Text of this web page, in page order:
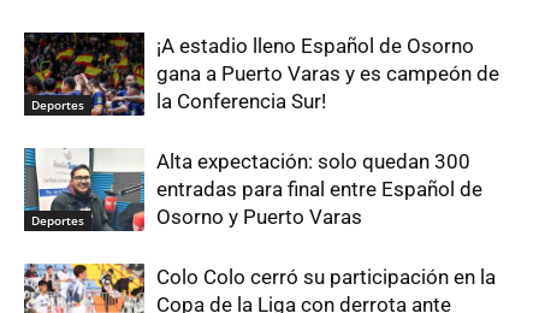
Deportes
¡A estadio lleno Español de Osorno
gana a Puerto Varas y es campeón de
la Conferencia Sur!
Deportes
Alta expectación: solo quedan 300
entradas para final entre Español de
Osorno y Puerto Varas
Colo Colo cerró su participación en la
Copa de la Liga con derrota ante